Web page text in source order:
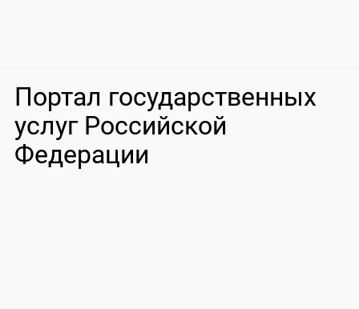
Портал государственных
услуг Российской
Федерации